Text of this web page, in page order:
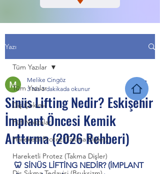
Yazı
Tüm Yazılar
Diş Çekimi
Püf Noktalar
Hareketli Protez (Takma Dişler)
Hareketli Protez (Takma Dişler)
Tüm Yazılar
Sinüs Lifting Nedir? Eskişehir
İmplant Öncesi Kemik
Arttırma (2026 Rehberi)
Melike Cingöz
3 Nis 3 dakikada okunur
🦷 SİNÜS LİFTİNG NEDİR? (İMPLANT